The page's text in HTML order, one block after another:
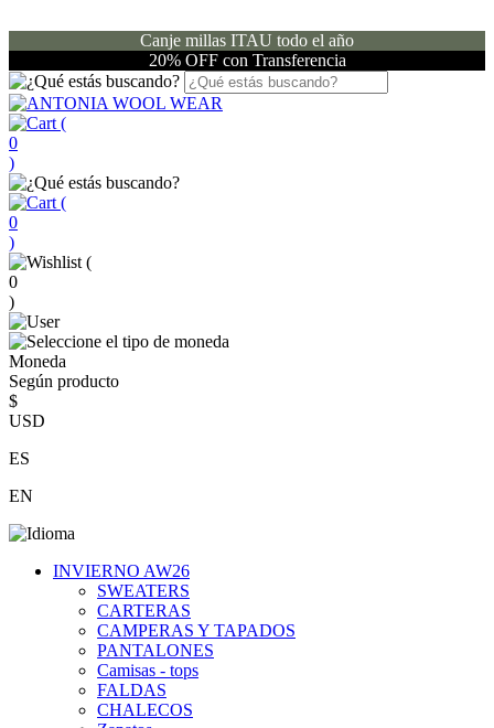
Canje millas ITAU todo el año
20% OFF con Transferencia
(
0
)
(
0
)
(
0
)
Moneda
Según producto
$
USD
ES
EN
INVIERNO AW26
SWEATERS
CARTERAS
CAMPERAS Y TAPADOS
PANTALONES
Camisas - tops
FALDAS
CHALECOS